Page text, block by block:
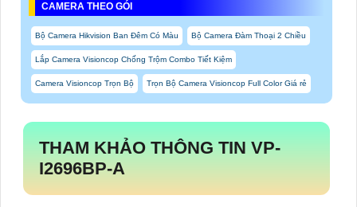
CAMERA THEO GÓI
Bộ Camera Hikvision Ban Đêm Có Màu Bộ Camera Đàm Thoại 2 Chiều
Lắp Camera Visioncop Chống Trộm Combo Tiết Kiệm
Camera Visioncop Trọn Bộ Trọn Bộ Camera Visioncop Full Color Giá rẻ
THAM KHẢO THÔNG TIN VP-
I2696BP-A